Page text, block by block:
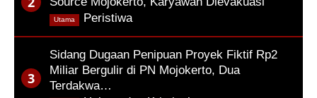
Peristiwa
Utama
Sidang Dugaan Penipuan Proyek Fiktif Rp2
Miliar Bergulir di PN Mojokerto, Dua
Terdakwa…